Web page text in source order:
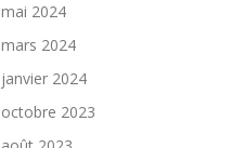
mai 2024
mars 2024
janvier 2024
octobre 2023